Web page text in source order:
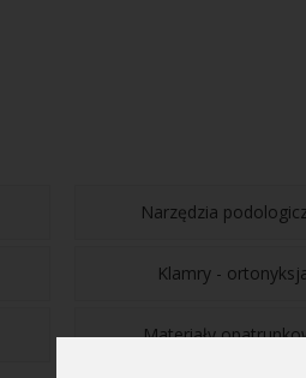
Narzędzia
Klamry -
Materiały